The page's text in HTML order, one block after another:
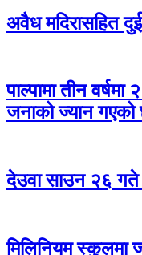
अवैध मदिरासहित
पाल्पामा तीन
जनाको ज्यान
देउवा साउन २६
मिलिनियम स्कुलमा